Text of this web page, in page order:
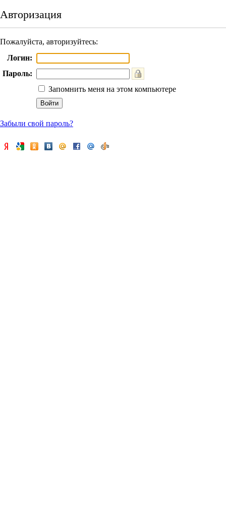
Авторизация
Пожалуйста, авторизуйтесь:
Логин:
Пароль:
Запомнить меня на этом компьютере
Забыли свой пароль?